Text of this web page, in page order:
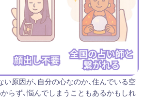
原因が、自分の心なのか、住んでいる空
らず、悩んでしまうこともあるかもしれ